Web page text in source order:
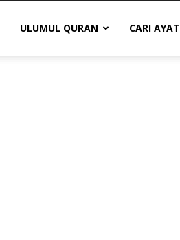
ULUMUL QURAN CARI AYAT